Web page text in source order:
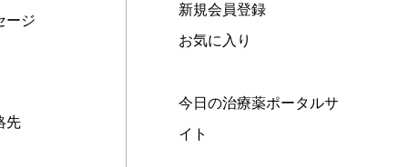
ージ
先
新規会員登録
お気に入り
今日の治療薬ポータルサ
イト